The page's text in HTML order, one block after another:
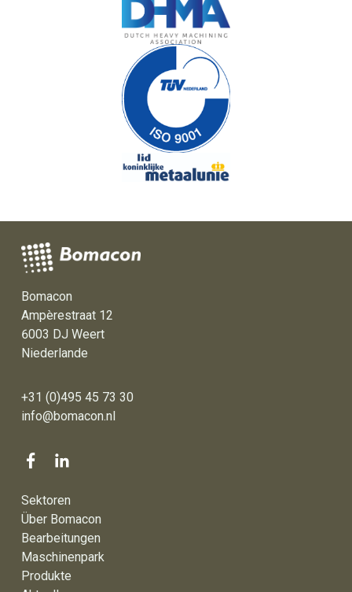
Bomacon
Ampèrestraat 12
6003 DJ Weert
Niederlande
+31 (0)495 45 73 30
info@bomacon.nl
Sektoren
Über Bomacon
Bearbeitungen
Maschinenpark
Produkte